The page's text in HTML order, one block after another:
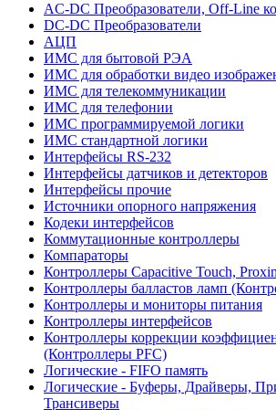
AC-DC Преобразователи, Off-Line
DC-DC Преобразователи
АЦП
ИМС для бытовой РЭА
ИМС для обработки видео
ИМС для телекоммуникации
ИМС для телефонии
ИМС программируемой логики
ИМС стандартной логики
Интерфейсы RS-232
Интерфейсы датчиков и детекторов
Интерфейсы прочие
Источники опорного напряжения
Кодеки интерфейсов
Коммутационные контроллеры
Компараторы
Контроллеры Capacitive Touch,
Контроллеры балластов ламп
Контроллеры и мониторы питания
Контроллеры интерфейсов
Контроллеры коррекции
(Контроллеры PFC)
Логические - FIFO память
Логические - Буферы, Драйверы,
Трансиверы